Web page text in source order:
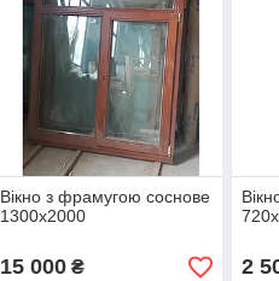
Вікно з фрамугою соснове
1300х2000
15 000₴ 2